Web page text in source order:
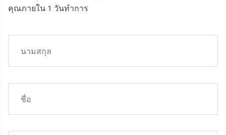
คุณภายใน 1 วันทำการ